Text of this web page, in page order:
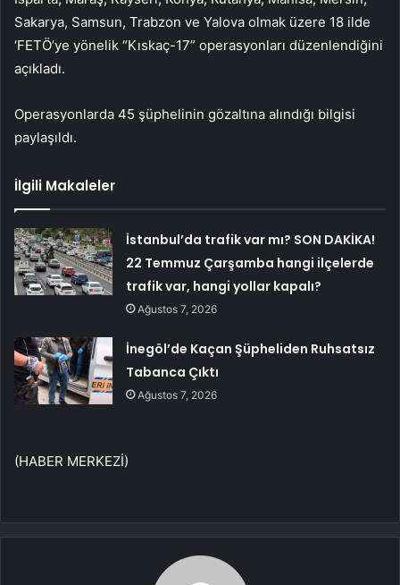
Sakarya, Samsun, Trabzon ve Yalova olmak üzere 18 ilde
‘FETÖ’ye yönelik “Kıskaç-17” operasyonları düzenlendiğini
açıkladı.
Operasyonlarda 45 şüphelinin gözaltına alındığı bilgisi
paylaşıldı.
İlgili Makaleler
İstanbul’da trafik var mı? SON DAKİKA!
22 Temmuz Çarşamba hangi ilçelerde
trafik var, hangi yollar kapalı?
Ağustos 7, 2026
İnegöl’de Kaçan Şüpheliden Ruhsatsız
Tabanca Çıktı
Ağustos 7, 2026
(HABER MERKEZİ)